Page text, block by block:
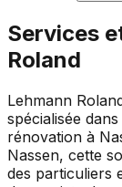
Services
Roland
Lehmann
spécialisée
rénovation à
Nassen, cette
des particuliers